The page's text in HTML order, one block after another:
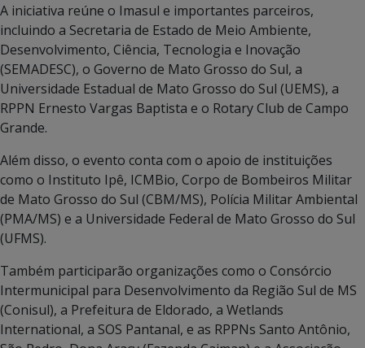
A iniciativa reúne o Imasul e importantes parceiros,
incluindo a Secretaria de Estado de Meio Ambiente,
Desenvolvimento, Ciência, Tecnologia e Inovação
(SEMADESC), o Governo de Mato Grosso do Sul, a
Universidade Estadual de Mato Grosso do Sul (UEMS), a
RPPN Ernesto Vargas Baptista e o Rotary Club de Campo
Grande.
Além disso, o evento conta com o apoio de instituições
como o Instituto Ipê, ICMBio, Corpo de Bombeiros Militar
de Mato Grosso do Sul (CBM/MS), Polícia Militar Ambiental
(PMA/MS) e a Universidade Federal de Mato Grosso do Sul
(UFMS).
Também participarão organizações como o Consórcio
Intermunicipal para Desenvolvimento da Região Sul de MS
(Conisul), a Prefeitura de Eldorado, a Wetlands
International, a SOS Pantanal, e as RPPNs Santo Antônio,